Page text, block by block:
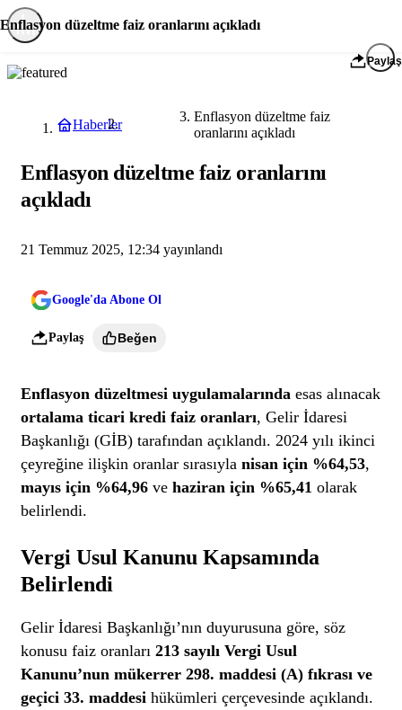
Haberler Ekonomi
Enflasyon düzeltme faiz
oranlarını açıkladı
Enflasyon düzeltme faiz oranlarını
açıkladı
21 Temmuz 2025, 12:34 yayınlandı
Google'da Abone Ol
Paylaş Beğen
Enflasyon düzeltmesi uygulamalarında esas alınacak
ortalama ticari kredi faiz oranları, Gelir İdaresi
Başkanlığı (GİB) tarafından açıklandı. 2024 yılı ikinci
çeyreğine ilişkin oranlar sırasıylanisan için %64,53,
mayıs için %64,96 vehaziran için %65,41 olarak
belirlendi.
Vergi Usul Kanunu Kapsamında
Belirlendi
Gelir İdaresi Başkanlığı’nın duyurusuna göre, söz
konusu faiz oranları213 sayılı Vergi Usul
Kanunu’nun mükerrer 298. maddesi (A) fıkrası ve
geçici 33. maddesi hükümleri çerçevesinde açıklandı.
Enflasyon düzeltme faiz oranlarını açıkladı
Paylaş